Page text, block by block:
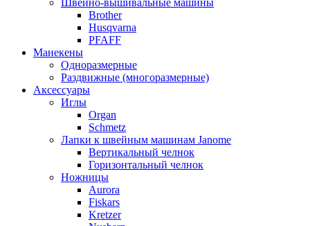
Швейно-вышивальные машины
Brother
Husqvarna
PFAFF
Манекены
Одноразмерные
Раздвижные (многоразмерные)
Аксессуары
Иглы
Organ
Schmetz
Лапки к швейным машинам Janome
Вертикальный челнок
Горизонтальный челнок
Ножницы
Aurora
Fiskars
Kretzer